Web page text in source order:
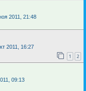
2011, 21:48
2011, 16:27
1 2
09:13